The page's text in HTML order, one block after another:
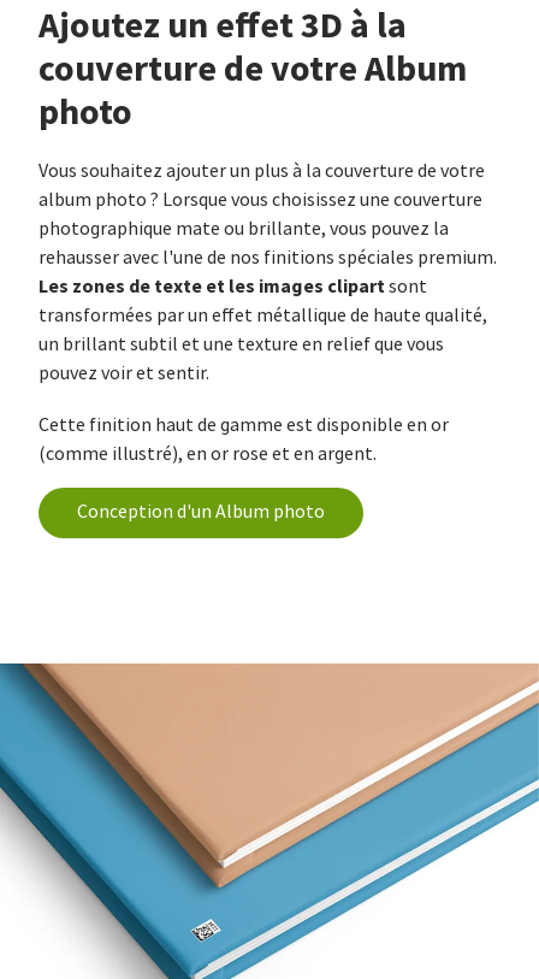
Ajoutez un effet 3D à la
couverture de votre Album
photo
Vous souhaitez ajouter un plus à la couverture de votre
album photo ? Lorsque vous choisissez une couverture
photographique mate ou brillante, vous pouvez la
rehausser avec l'une de nos finitions spéciales premium.
Les zones de texte et les images clipartsont
transformées par un effet métallique de haute qualité,
un brillant subtil et une texture en relief que vous
pouvez voir et sentir.
Cette finition haut de gamme est disponible en or
(comme illustré), en or rose et en argent.
Conception d'un Album photo